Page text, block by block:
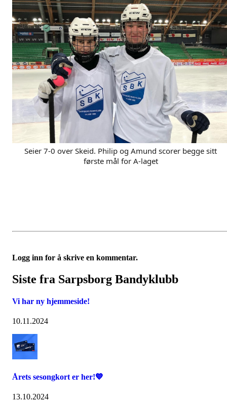
Seier 7-0 over Skeid. Philip og Amund scorer begge sitt
første mål for A-laget
Logg inn for å skrive en kommentar.
Siste fra Sarpsborg Bandyklubb
Vi har ny hjemmeside!
10.11.2024
Årets sesongkort er her!💙
13.10.2024